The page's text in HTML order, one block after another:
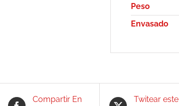
Peso
Envasado
Compartir En
Twitear este